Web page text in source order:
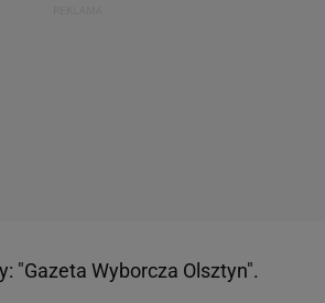
"Gazeta Wyborcza Olsztyn".